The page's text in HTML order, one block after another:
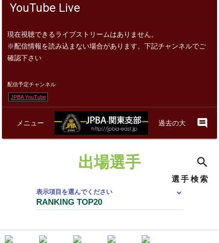
YouTube Live
現在視聴できるライブストリームはありません。
※配信情報を読み込まない場合があります。下記チャンネルでご
確認下さい
配信予定チャンネル
JPBA YouTube
メニュー
を開く
過去の大
会情報
comment
出場選手 search
選手検索
表示項目を選んでください